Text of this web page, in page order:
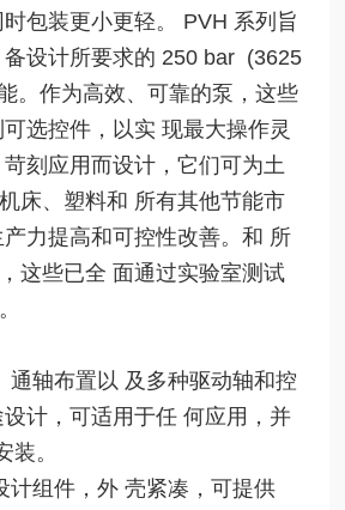
包装更小更轻。 PVH 系列旨
设计所要求的 250 bar (3625
。作为高效、可靠的泵，这些
选控件，以实 现最大操作灵
刻应用而设计，它们可为土
床、塑料和 所有其他节能市
力提高和可控性改善。和 所
这些已全 面通过实验室测试
通轴布置以 及多种驱动轴和控
计，可适用于任 何应用，并
装。
计组件，外 壳紧凑，可提供